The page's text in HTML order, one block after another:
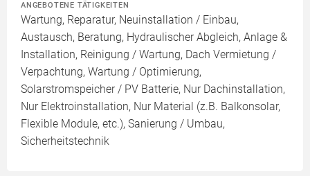
ANGEBOTENE TÄTIGKEITEN
Wartung, Reparatur, Neuinstallation / Einbau,
Austausch, Beratung, Hydraulischer Abgleich, Anlage &
Installation, Reinigung / Wartung, Dach Vermietung /
Verpachtung, Wartung / Optimierung,
Solarstromspeicher / PV Batterie, Nur Dachinstallation,
Nur Elektroinstallation, Nur Material (z.B. Balkonsolar,
Flexible Module, etc.), Sanierung / Umbau,
Sicherheitstechnik